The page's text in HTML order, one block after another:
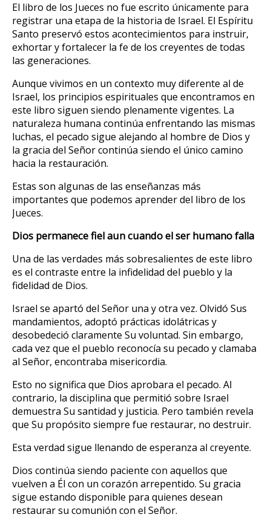
El libro de los Jueces no fue escrito únicamente para
registrar una etapa de la historia de Israel. El Espíritu
Santo preservó estos acontecimientos para instruir,
exhortar y fortalecer la fe de los creyentes de todas
las generaciones.
Aunque vivimos en un contexto muy diferente al de
Israel, los principios espirituales que encontramos en
este libro siguen siendo plenamente vigentes. La
naturaleza humana continúa enfrentando las mismas
luchas, el pecado sigue alejando al hombre de Dios y
la gracia del Señor continúa siendo el único camino
hacia la restauración.
Estas son algunas de las enseñanzas más
importantes que podemos aprender del libro de los
Jueces.
Dios permanece fiel aun cuando el ser humano falla
Una de las verdades más sobresalientes de este libro
es el contraste entre la infidelidad del pueblo y la
fidelidad de Dios.
Israel se apartó del Señor una y otra vez. Olvidó Sus
mandamientos, adoptó prácticas idolátricas y
desobedeció claramente Su voluntad. Sin embargo,
cada vez que el pueblo reconocía su pecado y clamaba
al Señor, encontraba misericordia.
Esto no significa que Dios aprobara el pecado. Al
contrario, la disciplina que permitió sobre Israel
demuestra Su santidad y justicia. Pero también revela
que Su propósito siempre fue restaurar, no destruir.
Esta verdad sigue llenando de esperanza al creyente.
Dios continúa siendo paciente con aquellos que
vuelven a Él con un corazón arrepentido. Su gracia
sigue estando disponible para quienes desean
restaurar su comunión con el Señor.